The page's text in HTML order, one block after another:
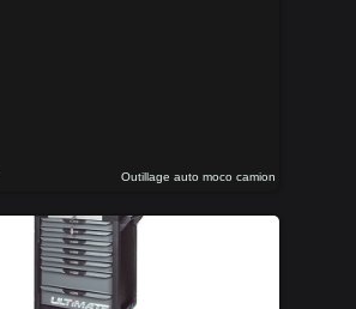
Outillage auto moco camion